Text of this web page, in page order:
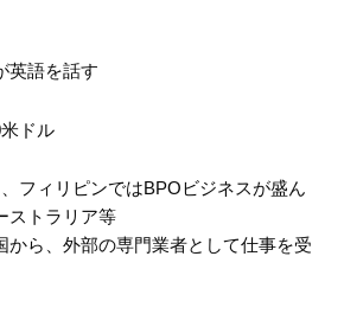
英語を話す
ドル
フィリピンではBPOビジネスが盛ん
ストラリア等
から、外部の専門業者として仕事を受